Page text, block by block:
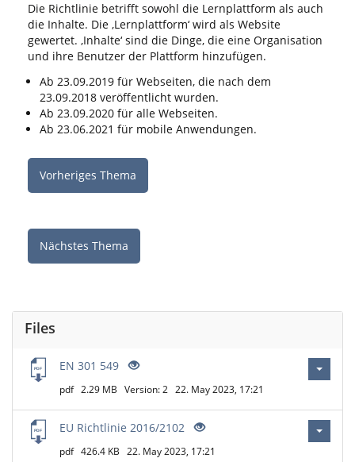
Die Richtlinie betrifft sowohl die Lernplattform als auch
die Inhalte. Die ‚Lernplattform‘ wird als Website
gewertet. ‚Inhalte‘ sind die Dinge, die eine Organisation
und ihre Benutzer der Plattform hinzufügen.
Ab 23.09.2019 für Web­sei­ten, die nach dem
23.09.2018 ver­öf­fent­licht wur­den.
Ab 23.09.2020 für alle Web­sei­ten.
Ab 23.06.2021 für mobile Anwen­dun­gen.
Vorheriges Thema
Nächstes Thema
Files
EN 301 549
pdf 2.29 MB Version: 2 22. May 2023, 17:21
EU Richtlinie 2016/2102
pdf 426.4 KB 22. May 2023, 17:21